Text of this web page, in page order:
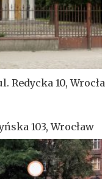
Redycka 10,
103, Wrocław